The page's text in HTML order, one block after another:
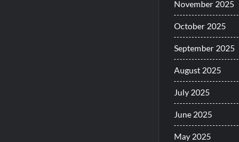
November 2025
October 2025
September 2025
August 2025
July 2025
June 2025
May 2025